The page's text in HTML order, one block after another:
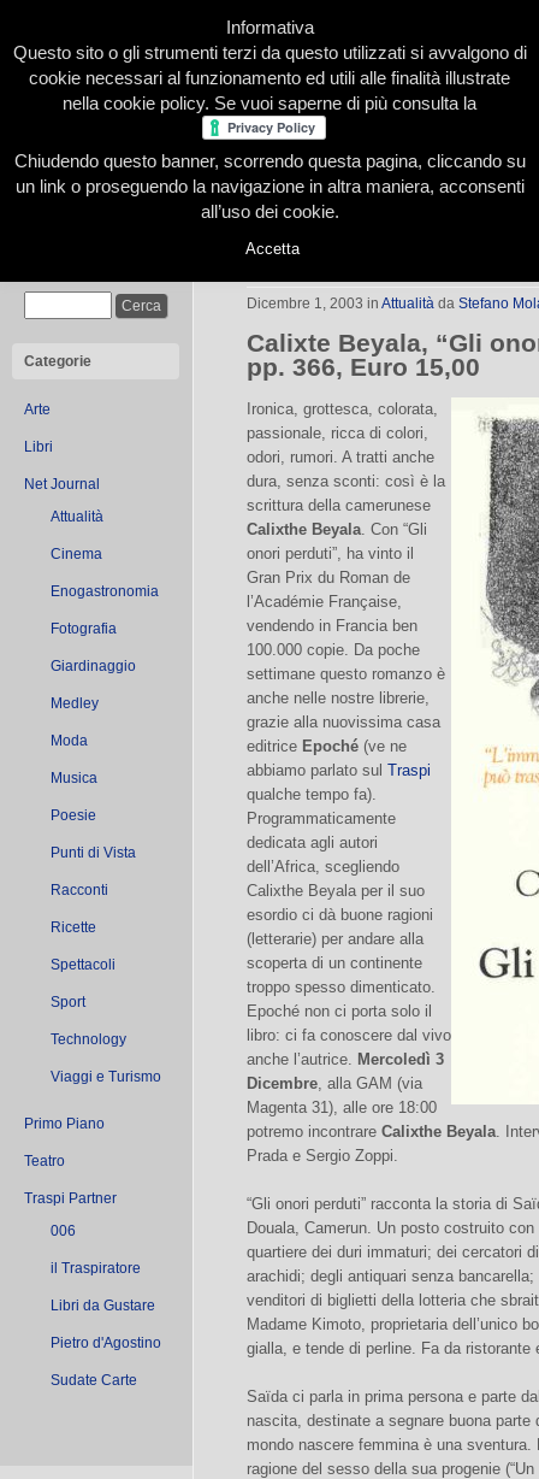
Home Presentazione Redazione Le nostre firme
Categorie
Arte
Libri
Net Journal
Attualità
Cinema
Enogastronomia
Fotografia
Giardinaggio
Medley
Moda
Musica
Poesie
Punti di Vista
Racconti
Ricette
Spettacoli
Sport
Technology
Viaggi e Turismo
Primo Piano
Teatro
Traspi Partner
006
il Traspiratore
Libri da Gustare
Pietro d'Agostino
Sudate Carte
Gli onori perduti
Dicembre 1, 2003 in Attualità da Stefano
Calixte Beyala, “Gli
pp. 366, Euro 15,00
Ironica, grottesca, colorata,
passionale, ricca di colori,
odori, rumori. A tratti anche
dura, senza sconti: così è la
scrittura della camerunese
Calixthe Beyala. Con “Gli
onori perduti”, ha vinto il
Gran Prix du Roman de
l’Académie Française,
vendendo in Francia ben
100.000 copie. Da poche
settimane questo romanzo è
anche nelle nostre librerie,
grazie alla nuovissima casa
editrice Epoché (ve ne
abbiamo parlato sul Traspi
qualche tempo fa).
Programmaticamente
dedicata agli autori
dell’Africa, scegliendo
Calixthe Beyala per il suo
esordio ci dà buone ragioni
(letterarie) per andare alla
scoperta di un continente
troppo spesso dimenticato.
Epoché non ci porta solo il
libro: ci fa conoscere dal vivo
anche l’autrice. Mercoledì 3
Dicembre, alla GAM (via
Magenta 31), alle ore 18:00
potremo incontrare Calixthe Beyala.
Prada e Sergio Zoppi.
“Gli onori perduti” racconta la storia di
Douala, Camerun. Un posto costruito
quartiere dei duri immaturi; dei cercatori
arachidi; degli antiquari senza
venditori di biglietti della lotteria che
Madame Kimoto, proprietaria dell’unico
gialla, e tende di perline. Fa da ristorante
Saïda ci parla in prima persona e parte
nascita, destinate a segnare buona
mondo nascere femmina è una
ragione del sesso della sua progenie
Informativa
Questo sito o gli strumenti terzi da questo utilizzati si avvalgono di
cookie necessari al funzionamento ed utili alle finalità illustrate
nella cookie policy. Se vuoi saperne di più consulta la
Chiudendo questo banner, scorrendo questa pagina, cliccando su
un link o proseguendo la navigazione in altra maniera, acconsenti
all’uso dei cookie.
Accetta